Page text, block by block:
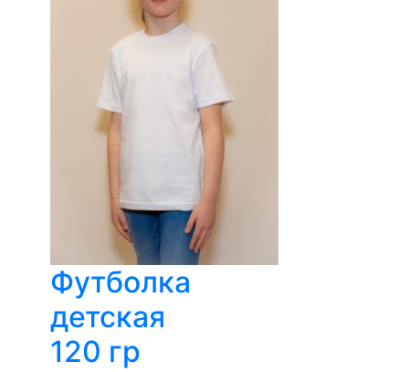
Футболка
детская
120 гр